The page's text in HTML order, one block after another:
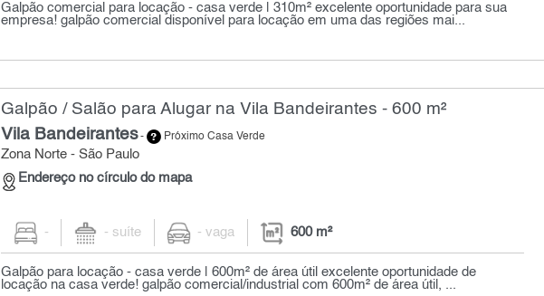
Galpão comercial para locação - casa verde | 310m² excelente oportunidade para sua
empresa! galpão comercial disponível para locação em uma das regiões mai...
Galpão / Salão para Alugar na Vila Bandeirantes - 600 m²
Vila Bandeirantes- Próximo Casa Verde
Zona Norte - São Paulo
Endereço no círculo do mapa
- - suíte - vaga 600 m²
Galpão para locação - casa verde | 600m² de área útil excelente oportunidade de
locação na casa verde! galpão comercial/industrial com 600m² de área útil, ...